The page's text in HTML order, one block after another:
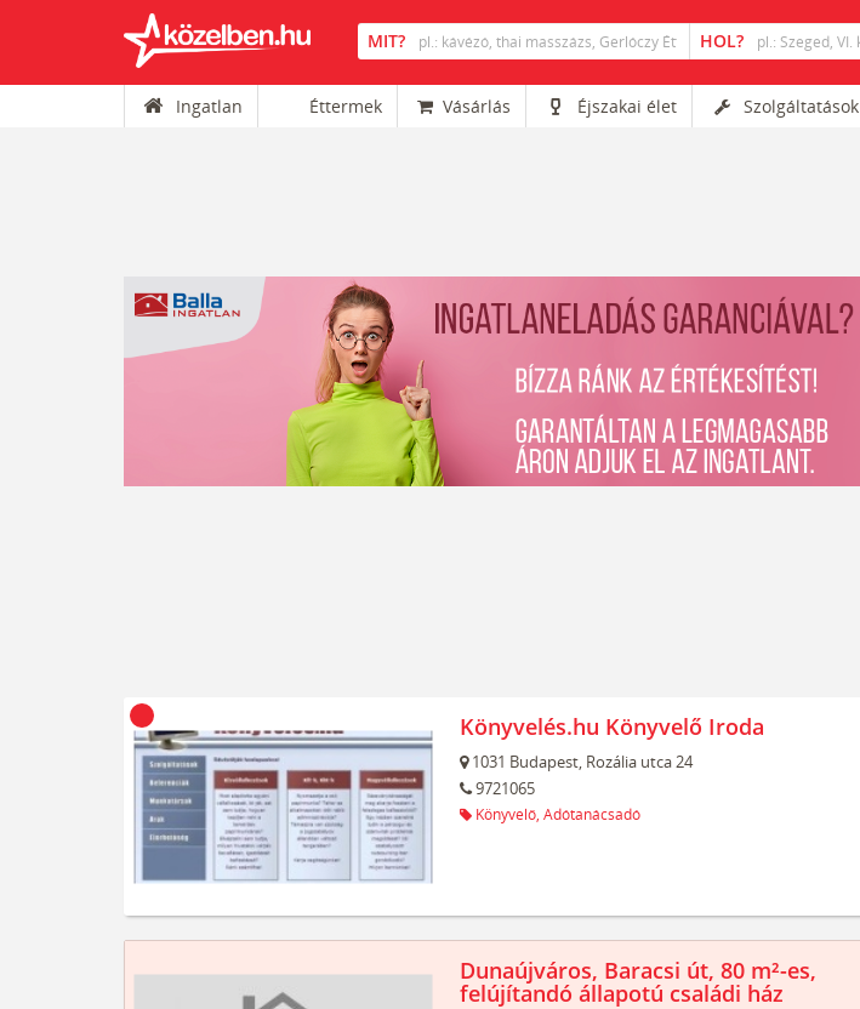
Ingatlan Éttermek Vásárlás Éjszakai élet Szolgáltatások
Könyvelés.hu Könyvelő Iroda
1031 Budapest, Rozália utca 24
9721065
Könyvelő, Adótanácsadó
Dunaújváros, Baracsi út, 80 m²-es,
felújítandó állapotú családi ház